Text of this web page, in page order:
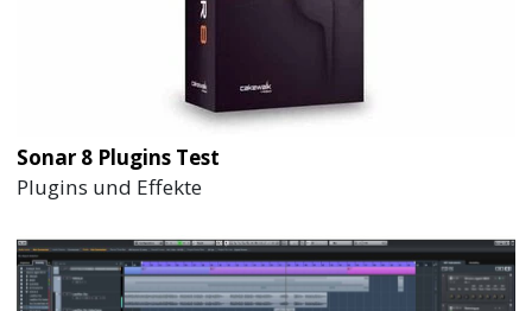
Sonar 8 Plugins Test
Plugins und Effekte